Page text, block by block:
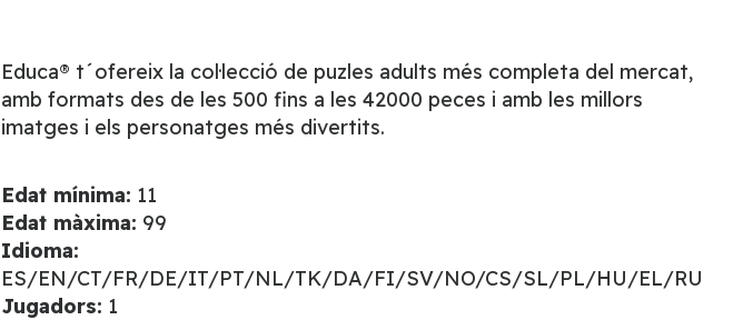
Educa® t´ofereix la col·lecció de puzles adults més completa del mercat,
amb formats des de les 500 fins a les 42000 peces i amb les millors
imatges i els personatges més divertits.
Edat mínima: 11
Edat màxima: 99
Idioma:
ES/EN/CT/FR/DE/IT/PT/NL/TK/DA/FI/SV/NO/CS/SL/PL/HU/EL/RU
Jugadors: 1